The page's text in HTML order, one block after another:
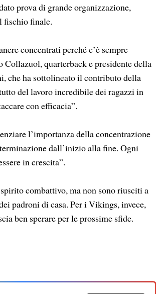
prova di grande organizzazione,
fischio finale.
concentrati perché c’è sempre
quarterback e presidente della
che ha sottolineato il contributo della
del lavoro incredibile dei ragazzi in
con efficacia”.
l’importanza della concentrazione
dall’inizio alla fine. Ogni
in crescita”.
combattivo, ma non sono riusciti a
padroni di casa. Per i Vikings, invece,
ben sperare per le prossime sfide.